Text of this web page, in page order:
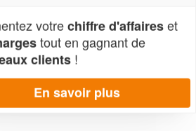
OpenStreetMap contributors,
votrechiffre d'affaireset
tout en gagnant de
clients !
En savoir plus